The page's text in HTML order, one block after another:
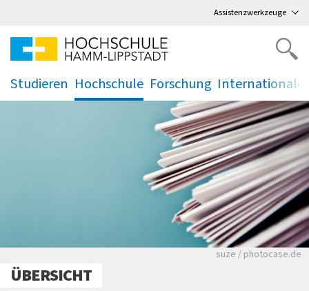
Assistenzwerkzeuge
Studieren
.
Hochschule
.
Forschung
. .
Viele Zeitungen.
suze / photocase.de
ÜBERSICHT